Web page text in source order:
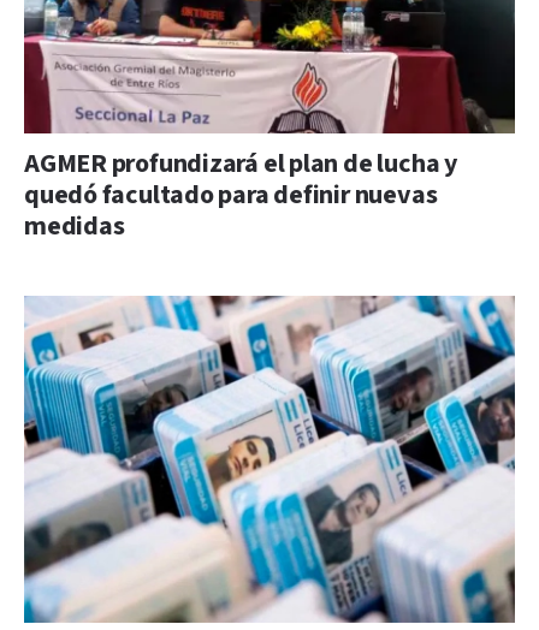
AGMER profundizará el plan de lucha y
quedó facultado para definir nuevas
medidas